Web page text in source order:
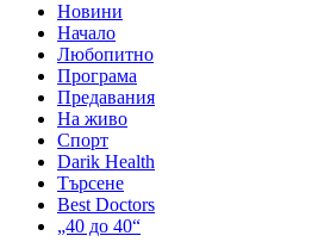
Новини
Начало
Любопитно
Програма
Предавания
На живо
Спорт
Darik Health
Търсене
Best Doctors
„40 до 40“